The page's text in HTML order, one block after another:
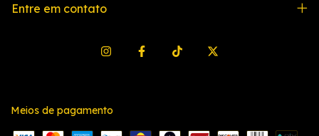
Entre em contato
Meios de pagamento